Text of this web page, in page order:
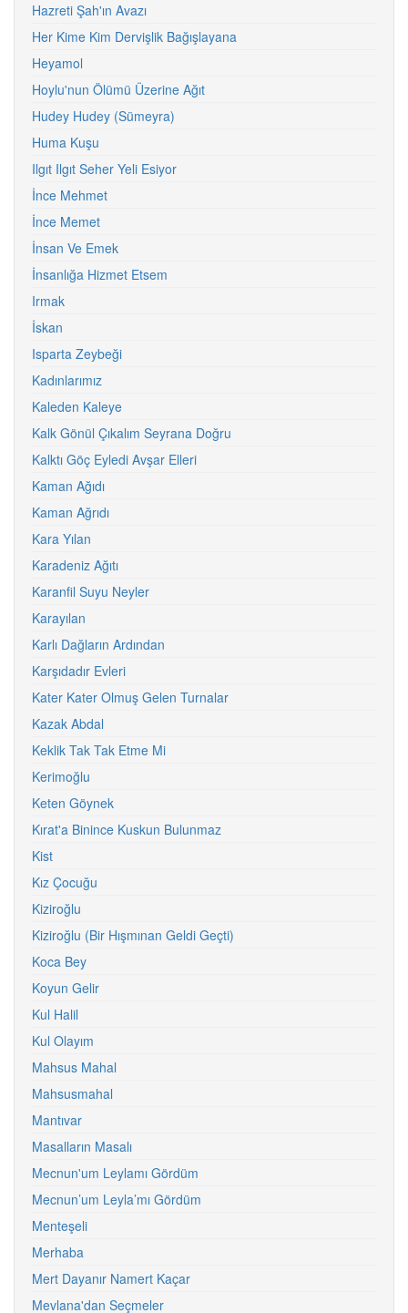
Hazreti Şah'ın Avazı
Her Kime Kim Dervişlik Bağışlayana
Heyamol
Hoylu'nun Ölümü Üzerine Ağıt
Hudey Hudey (Sümeyra)
Huma Kuşu
Ilgıt Ilgıt Seher Yeli Esiyor
İnce Mehmet
İnce Memet
İnsan Ve Emek
İnsanlığa Hizmet Etsem
Irmak
İskan
Isparta Zeybeği
Kadınlarımız
Kaleden Kaleye
Kalk Gönül Çıkalım Seyrana Doğru
Kalktı Göç Eyledi Avşar Elleri
Kaman Ağıdı
Kaman Ağrıdı
Kara Yılan
Karadeniz Ağıtı
Karanfil Suyu Neyler
Karayılan
Karlı Dağların Ardından
Karşıdadır Evleri
Kater Kater Olmuş Gelen Turnalar
Kazak Abdal
Keklik Tak Tak Etme Mi
Kerimoğlu
Keten Göynek
Kırat'a Binince Kuskun Bulunmaz
Kist
Kız Çocuğu
Kiziroğlu
Kiziroğlu (Bir Hışmınan Geldi Geçti)
Koca Bey
Koyun Gelir
Kul Halil
Kul Olayım
Mahsus Mahal
Mahsusmahal
Mantıvar
Masalların Masalı
Mecnun'um Leylamı Gördüm
Mecnun’um Leyla’mı Gördüm
Menteşeli
Merhaba
Mert Dayanır Namert Kaçar
Mevlana'dan Seçmeler